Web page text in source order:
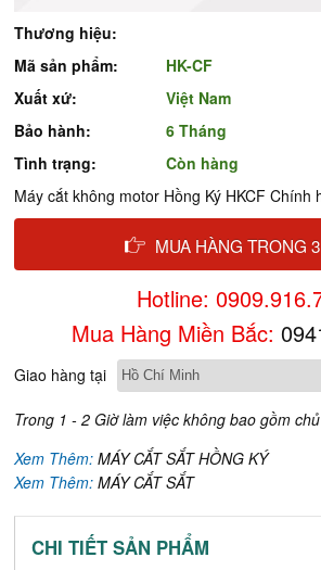
Thương hiệu:
Mã sản phẩm:
HK-CF
Xuất xứ:
Việt Nam
Bảo hành:
6 Tháng
Tình trạng:
Còn hàng
Máy cắt không motor Hồng Ký HKCF Chính
MUA HÀNG TRONG
Hotline:
Mua Hàng Miền Bắc:
Giao hàng tại
Trong 1 - 2 Giờ làm việc không bao gồm
Xem Thêm:MÁY CẮT SẮT HỒNG KÝ
Xem Thêm:MÁY CẮT SẮT
CHI TIẾT SẢN PHẨM